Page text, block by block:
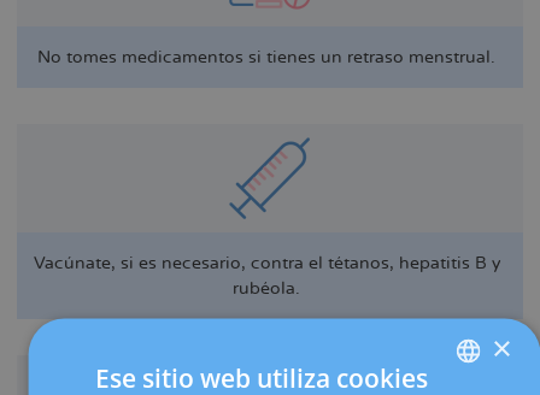
No tomes medicamentos si tienes un retraso menstrual.
Vacúnate, si es necesario, contra el tétanos, hepatitis B y
rubéola.
×
Ese sitio web utiliza cookies